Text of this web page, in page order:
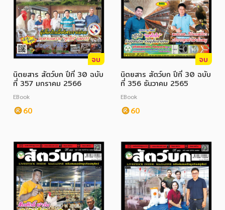
จบ
นิตยสาร สัตว์บก ปีที่ 30 ฉบับ
ที่ 357 มกราคม 2566
EBook
60
จบ
นิตยสาร สัตว์บก ปีที่ 30 ฉบับ
ที่ 356 ธันวาคม 2565
EBook
60